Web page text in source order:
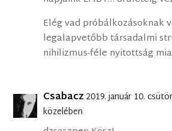
Elég vad próbálkozásoknak
legalapvetőbb társadalmi
nihilizmus-féle nyitottság
Csabacz 2019. január 10.
közelében